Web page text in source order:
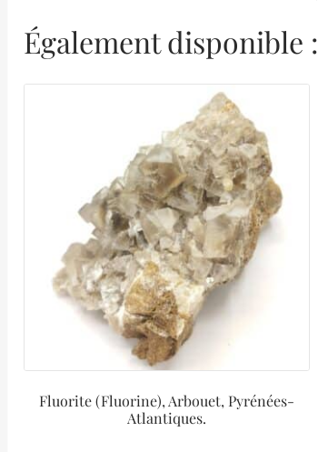
Également disponible :
Fluorite (Fluorine), Arbouet, Pyrénées-
Atlantiques.